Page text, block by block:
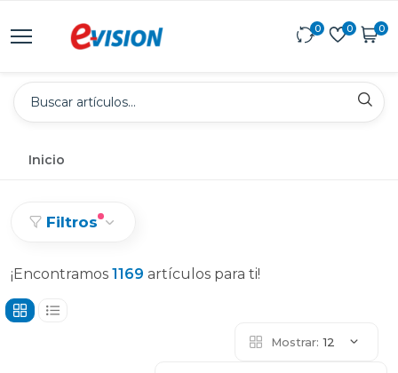
0 0 0
Inicio
Filtros
¡Encontramos 1169 artículos para ti!
Mostrar: 12